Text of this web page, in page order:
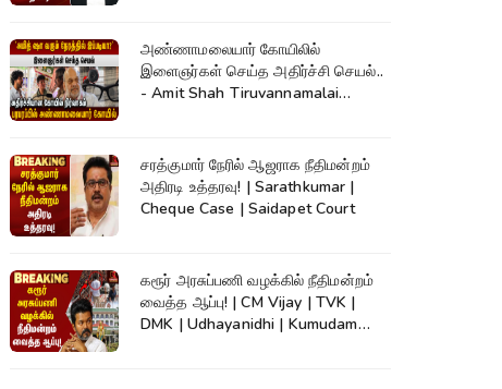
அண்ணாமலையார் கோயிலில்
இளைஞர்கள் செய்த அதிர்ச்சி செயல்..
- Amit Shah Tiruvannamalai
சரத்குமார் நேரில் ஆஜராக நீதிமன்றம்
அதிரடி உத்தரவு! | Sarathkumar |
Cheque Case | Saidapet Court
கரூர் அரசுப்பணி வழக்கில் நீதிமன்றம்
வைத்த ஆப்பு! | CM Vijay | TVK |
DMK | Udhayanidhi | Kumudam